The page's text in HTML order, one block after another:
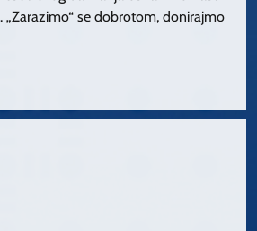
„Zarazimo“ se dobrotom, donirajmo